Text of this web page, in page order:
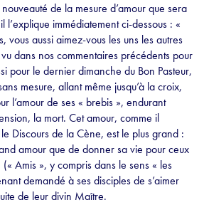
de la mesure d’amour que sera
l’explique immédiatement ci-dessous : «
vous aussi aimez-vous les uns les autres
dans nos commentaires précédents pour
pour le dernier dimanche du Bon Pasteur,
mesure, allant même jusqu’à la croix,
l’amour de ses « brebis », endurant
la mort. Cet amour, comme il
Discours de la Cène, est le plus grand :
amour que de donner sa vie pour ceux
Amis », y compris dans le sens « les
demandé à ses disciples de s’aimer
de leur divin Maître.